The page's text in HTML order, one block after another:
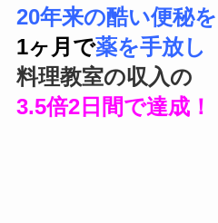
20年来の酷い便秘を
1ヶ月で薬を手放し
料理教室の収入の
3.5倍2日間で達成！